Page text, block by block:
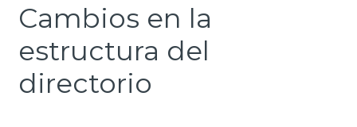
Cambios en la
estructura del
directorio